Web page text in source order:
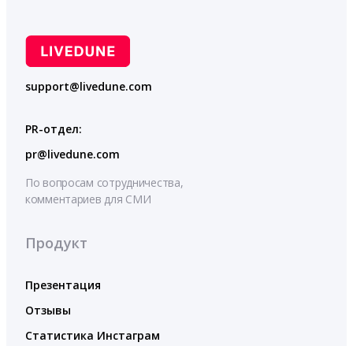
support@livedune.com
PR-отдел:
pr@livedune.com
По вопросам сотрудничества,
комментариев для СМИ
Продукт
Презентация
Отзывы
Статистика Инстаграм